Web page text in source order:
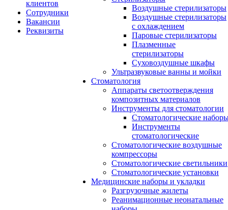
клиентов
Сотрудники
Вакансии
Реквизиты
Воздушные стерилизаторы
Воздушные стерилизаторы
с охлаждением
Паровые стерилизаторы
Плазменные
стерилизаторы
Суховоздушные шкафы
Ультразвуковые ванны и мойки
Стоматология
Аппараты светоотверждения
композитных материалов
Инструменты для стоматологии
Стоматологические
Инструменты
стоматологические
Стоматологические воздушные
компрессоры
Стоматологические светильники
Стоматологические установки
Медицинские наборы и укладки
Разгрузочные жилеты
Реанимационные неонатальные